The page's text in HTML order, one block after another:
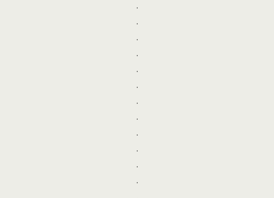
.
.
.
.
.
.
.
.
.
.
.
.